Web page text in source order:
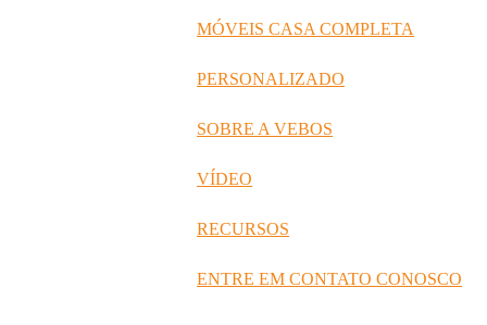
français
MÓVEIS CASA COMPLETA
PERSONALIZADO
SOBRE A VEBOS
VÍDEO
RECURSOS
ENTRE EM CONTATO CONOSCO